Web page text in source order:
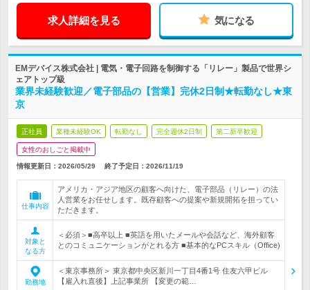
求人詳細を見る 気になる
EMデバイス株式会社 | 電気・電子回路を制御する「リレー」製品で世界シ
ェアトップ級
業界未経験歓迎／電子部品の【営業】完休2日制★転勤なし★東
京
正社員 業種未経験OK 転勤なし 完全週休2日制 第二新卒歓迎
女性のおしごと掲載中
情報更新日：2026/05/29 終了予定日： 2026/11/19
仕事内容
アメリカ・アジア地区の顧客へ向けた、電子部品（リレー）の法
人営業をお任せします。既存顧客への提案や新規開拓を担ってい
ただきます。
対象と
なる方
＜必須＞■高卒以上 ■英語を用いたメールや会話など、海外顧客
とのコミュニケーションがとれる方 ■基本的なPCスキル（Office)
勤務地
＜東京事務所＞ 東京都中央区新川一丁目4番1号 住友六甲ビル
【雇入れ直後】上記事業所 【変更の範…